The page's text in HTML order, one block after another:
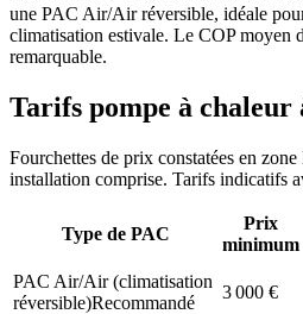
une PAC Air/Air réversible, idéale
climatisation estivale. Le COP moyen
remarquable.
Tarifs pompe à chaleur
Fourchettes de prix constatées en zone
installation comprise. Tarifs indicatifs
Type de PAC
Prix
minimum
PAC Air/Air (climatisation
réversible)Recommandé
3 000 €